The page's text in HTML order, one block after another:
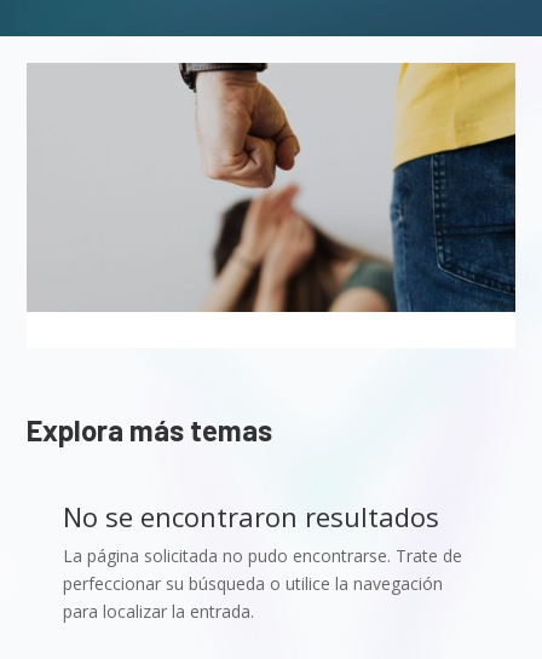
Explora más temas
No se encontraron resultados
La página solicitada no pudo encontrarse. Trate de
perfeccionar su búsqueda o utilice la navegación
para localizar la entrada.